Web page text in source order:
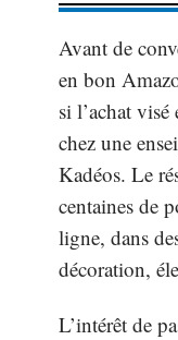
Avant de
en bon
si l’achat
chez une
Kadéos. Le
centaines de
ligne, dans
décoration,
L’intérêt de